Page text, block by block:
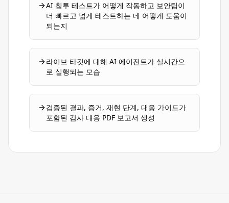
AI 침투 테스트가 어떻게 작동하고 보안팀이
더 빠르고 넓게 테스트하는 데 어떻게 도움이
되는지
라이브 타깃에 대해 AI 에이전트가 실시간으
로 실행되는 모습
검증된 결과, 증거, 재현 단계, 대응 가이드가
포함된 감사 대응 PDF 보고서 생성